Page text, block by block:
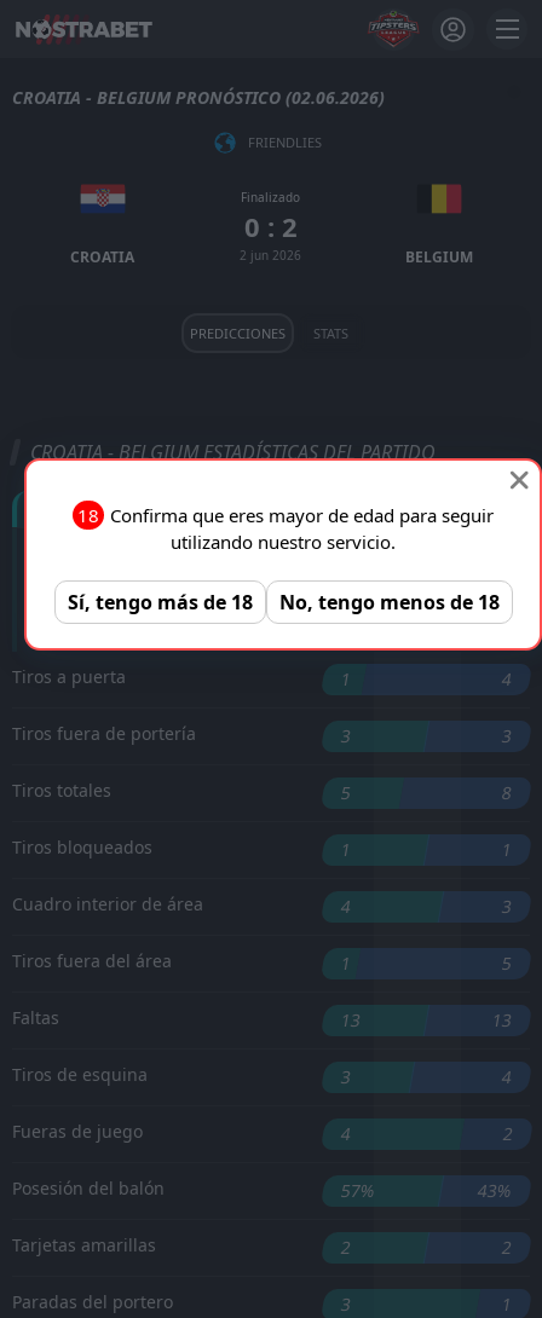
CROATIA - BELGIUM PRONÓSTICO (02.06.2026)
FRIENDLIES
CROATIA
Finalizado
0 : 2
2 jun 2026 BELGIUM
PREDICCIONES STATS
CROATIA - BELGIUM ESTADÍSTICAS DEL PARTIDO
Goles
Romelu Lukaku '90 ︎
Tiros a puerta 1 4
Tiros fuera de portería 3 3
Tiros totales 5 8
Tiros bloqueados 1 1
Cuadro interior de área 4 3
Tiros fuera del área 1 5
Faltas 13 13
Tiros de esquina 3 4
Fueras de juego 4 2
Posesión del balón 57% 43%
Tarjetas amarillas 2 2
Paradas del portero 3 1
18 Confirma que eres mayor de edad para seguir
utilizando nuestro servicio.
Sí, tengo más de 18 No, tengo menos de 18